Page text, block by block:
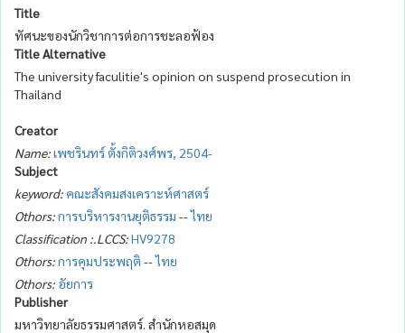
Title
ทัศนะของนักวิชาการต่อการชะลอฟ้อง
Title Alternative
The university faculitie's opinion on suspend prosecution in
Thailand
Creator
Name:เพชรินทร์ ตั้งกิติวงศ์พร, 2504-
Subject
keyword: คณะสังคมสงเคราะห์ศาสตร์
Othors:การบริหารงานยุติธรรม --ไทย
Classification :.LCCS:HV9278
Othors:การคุมประพฤติ --ไทย
Othors: อัยการ
Publisher
มหาวิทยาลัยธรรมศาสตร์. สำนักหอสมุด